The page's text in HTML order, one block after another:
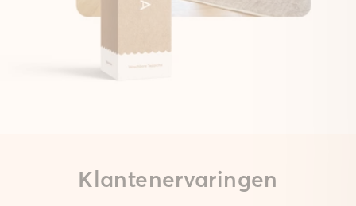
Klantenervaringen